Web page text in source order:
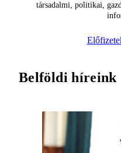
társadalmi, politikai,
Belföldi híreink